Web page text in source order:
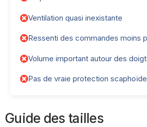
Ventilation quasi inexistante
Ressenti des commandes moins
Volume important autour des
Pas de vraie protection scaphoïde
Guide des tailles